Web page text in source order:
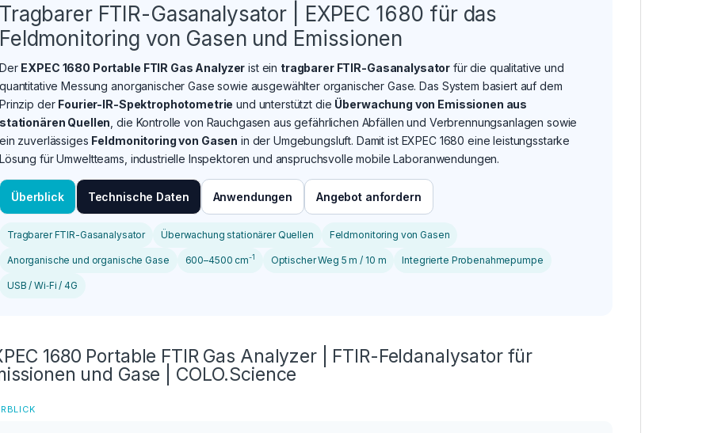
Tragbarer FTIR-Gasanalysator | EXPEC 1680 für das
Feldmonitoring von Gasen und Emissionen
Der EXPEC 1680 Portable FTIR Gas Analyzer ist ein tragbarer FTIR-Gasanalysator für die qualitative und
quantitative Messung anorganischer Gase sowie ausgewählter organischer Gase. Das System basiert auf dem
Prinzip der Fourier-IR-Spektrophotometrie und unterstützt die Überwachung von Emissionen aus
stationären Quellen , die Kontrolle von Rauchgasen aus gefährlichen Abfällen und Verbrennungsanlagen sowie
ein zuverlässiges Feldmonitoring von Gasen in der Umgebungsluft. Damit ist EXPEC 1680 eine leistungsstarke
Lösung für Umweltteams, industrielle Inspektoren und anspruchsvolle mobile Laboranwendungen.
Überblick Technische Daten Anwendungen Angebot anfordern
Tragbarer FTIR-Gasanalysator Überwachung stationärer Quellen Feldmonitoring von Gasen
Anorganische und organische Gase 600–4500 cm-1 Optischer Weg 5 m / 10 m Integrierte Probenahmepumpe
USB / Wi‑Fi / 4G
1680 Portable FTIR Gas Analyzer | FTIR-Feldanalysator für
und Gase | COLO.Science